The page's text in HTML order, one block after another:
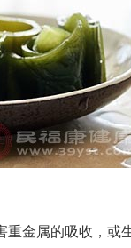
金属的吸收，或